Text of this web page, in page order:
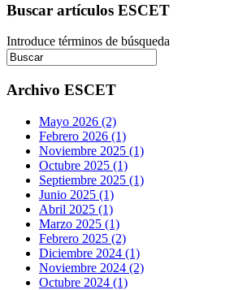
Buscar artículos ESCET
Introduce términos de búsqueda
Archivo ESCET
Mayo 2026 (2)
Febrero 2026 (1)
Noviembre 2025 (1)
Octubre 2025 (1)
Septiembre 2025 (1)
Junio 2025 (1)
Abril 2025 (1)
Marzo 2025 (1)
Febrero 2025 (2)
Diciembre 2024 (1)
Noviembre 2024 (2)
Octubre 2024 (1)